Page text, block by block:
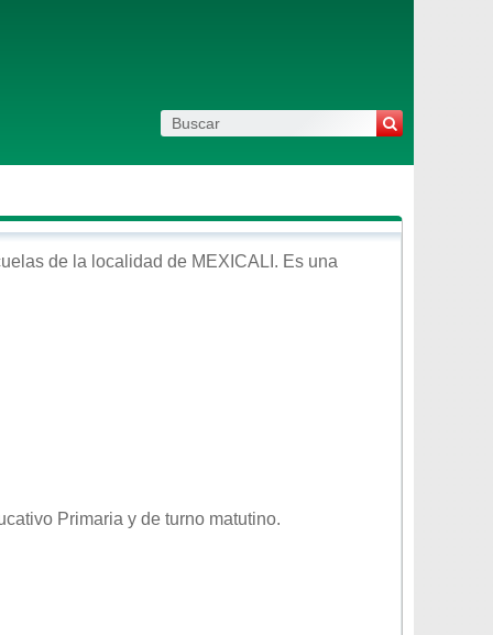
de la localidad de MEXICALI . Es una
Primaria y de turno matutino.